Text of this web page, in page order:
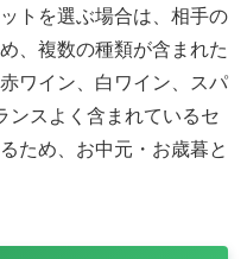
トを選ぶ場合は、相手の
、複数の種類が含まれた
ワイン、白ワイン、スパ
ンスよく含まれているセ
ため、お中元・お歳暮と